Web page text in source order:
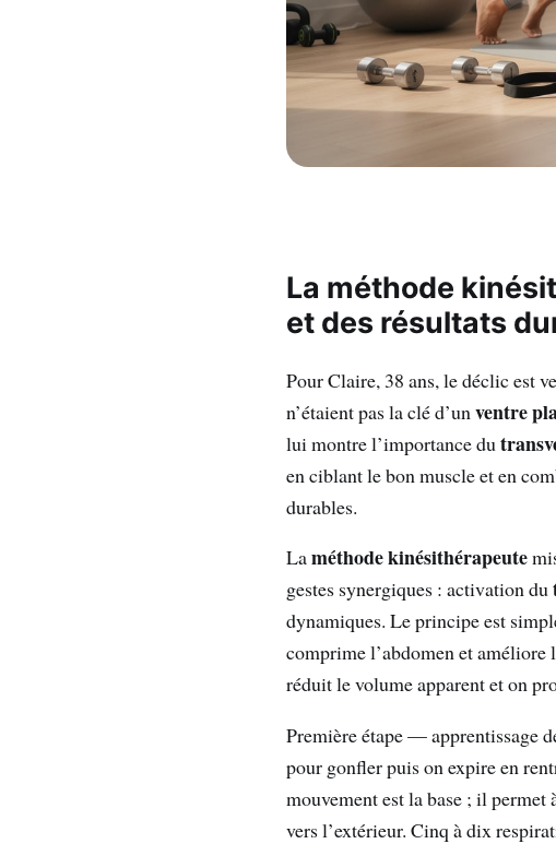
La méthode
et des résultats
Pour Claire, 38 ans, le déclic est
n’étaient pas la clé d’un ventre
lui montre l’importance du
en ciblant le bon muscle et en
durables.
Laméthode kinésithérapeute
gestes synergiques : activation du
dynamiques. Le principe est
comprime l’abdomen et améliore
réduit le volume apparent et on
Première étape — apprentissage
pour gonfler puis on expire en
mouvement est la base ; il permet
vers l’extérieur. Cinq à dix